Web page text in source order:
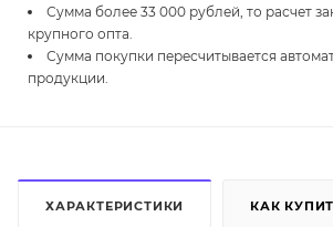
Сумма более 33 000 рублей, то расчет
крупного опта.
Сумма покупки пересчитывается
продукции.
ХАРАКТЕРИСТИКИ КАК